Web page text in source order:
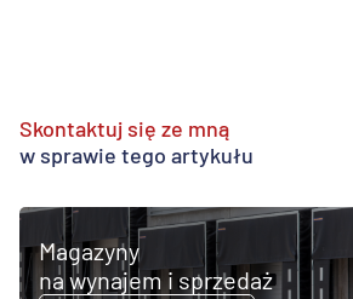
Skontaktuj się ze mną
w sprawie tego artykułu
Magazyny
na wynajem i sprzedaż